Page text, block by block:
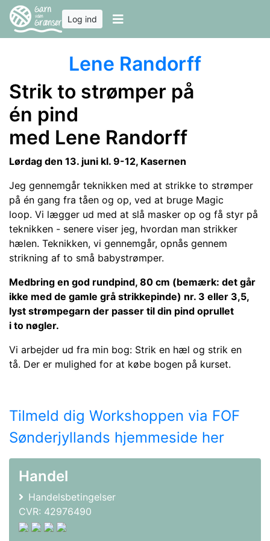
Log ind
Lene Randorff
Strik to strømper på
én pind
med Lene Randorff
Lørdag den 13. juni kl. 9-12, Kasernen
Jeg gennemgår teknikken med at strikke to strømper
på én gang fra tåen og op, ved at bruge Magic
loop. Vi lægger ud med at slå masker op og få styr på
teknikken - senere viser jeg, hvordan man strikker
hælen. Teknikken, vi gennemgår, opnås gennem
strikning af to små babystrømper.
Medbring en god rundpind, 80 cm (bemærk: det går
ikke med de gamle grå strikkepinde) nr. 3 eller 3,5,
lyst strømpegarn der passer til din pind oprullet
i to nøgler.
Vi arbejder ud fra min bog: Strik en hæl og strik en
tå. Der er mulighed for at købe bogen på kurset.
Tilmeld dig Workshoppen via FOF
Sønderjyllands hjemmeside her
Handel
Handelsbetingelser
CVR: 42976490